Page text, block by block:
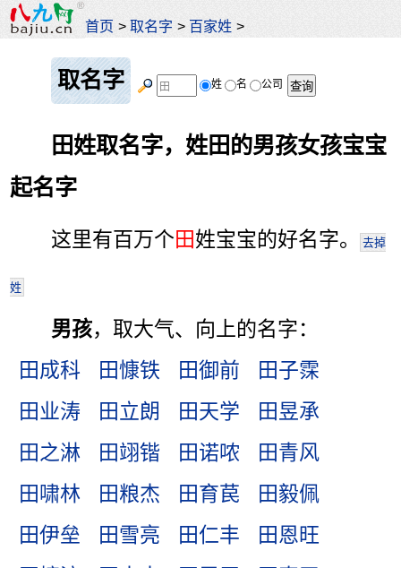
首页 >取名字 > 百家姓 >
取名字 姓 名 公司
田姓取名字，姓田的男孩女孩宝宝
起名字
这里有百万个田姓宝宝的好名字。 去掉
姓
男孩，取大气、向上的名字：
田成科
田慷铁 田御前
田子霂
田业涛
田立朗 田天学
田昱承
田之淋
田翊锴 田诺哝
田青风
田啸林
田粮杰 田育苠
田毅佩
田伊垒
田雪亮 田仁丰
田恩旺